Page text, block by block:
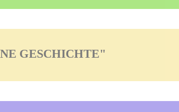
GESCHICHTE"